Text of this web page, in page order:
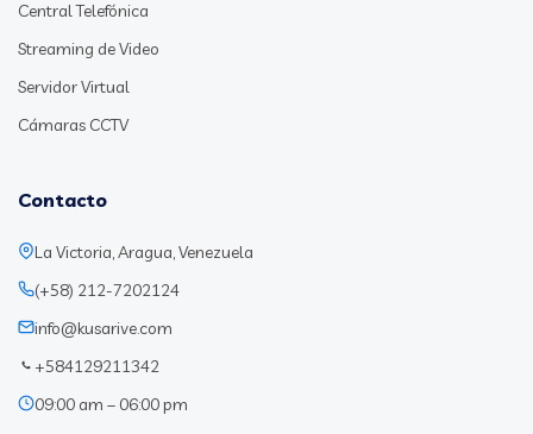
Central Telefónica
Streaming de Video
Servidor Virtual
Cámaras CCTV
Contacto
La Victoria, Aragua, Venezuela
(+58) 212-7202124
info@kusarive.com
+584129211342
09:00 am – 06:00 pm